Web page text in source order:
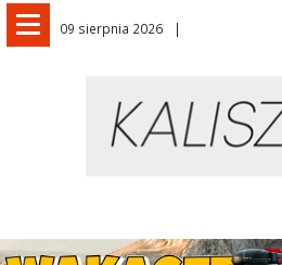
09 sierpnia 2026